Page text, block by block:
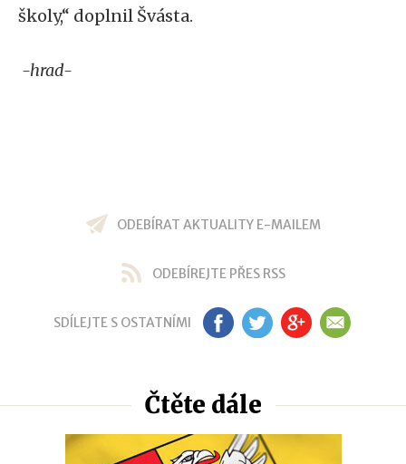
školy,“ doplnil Švásta.
-hrad-
ODEBÍRAT AKTUALITY E-MAILEM
ODEBÍREJTE PŘES RSS
SDÍLEJTE S OSTATNÍMI FB TW GP EM
Čtěte dále